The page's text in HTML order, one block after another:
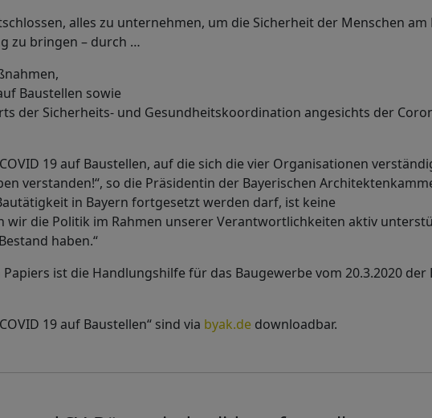
alles zu unternehmen, um die Sicherheit der Menschen am
zu bringen – durch …
Baustellen sowie
der Sicherheits- und Gesundheitskoordination angesichts der
19 auf Baustellen, auf die sich die vier Organisationen
verstanden!“, so die Präsidentin der Bayerischen
in Bayern fortgesetzt werden darf, ist keine
wir die Politik im Rahmen unserer Verantwortlichkeiten aktiv
haben.“
ist die Handlungshilfe für das Baugewerbe vom 20.3.2020 der
19 auf Baustellen“ sind via byak.de downloadbar.